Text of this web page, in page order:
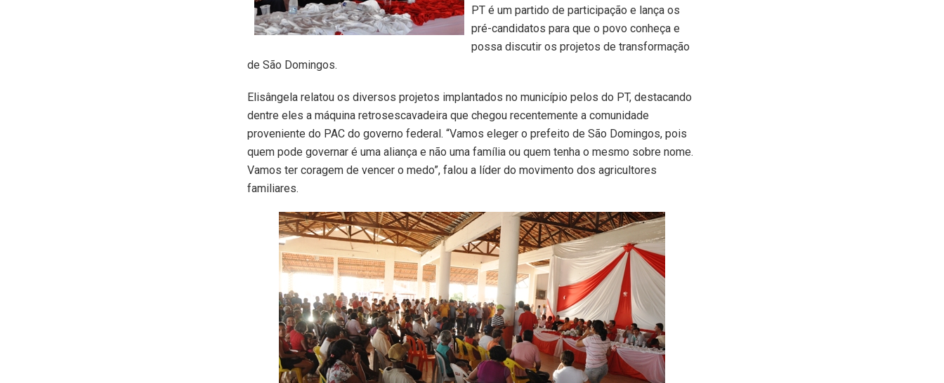
PT é um partido de participação e lança os
pré-candidatos para que o povo conheça e
possa discutir os projetos de transformação
de São Domingos.
Elisângela relatou os diversos projetos implantados no município pelos do PT, destacando
dentre eles a máquina retrosescavadeira que chegou recentemente a comunidade
proveniente do PAC do governo federal. “Vamos eleger o prefeito de São Domingos, pois
quem pode governar é uma aliança e não uma família ou quem tenha o mesmo sobre nome.
Vamos ter coragem de vencer o medo”, falou a líder do movimento dos agricultores
familiares.